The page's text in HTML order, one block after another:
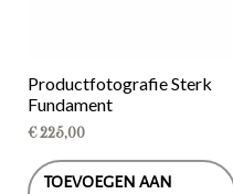
Productfotografie Sterk
Fundament
€225,00
TOEVOEGEN AAN